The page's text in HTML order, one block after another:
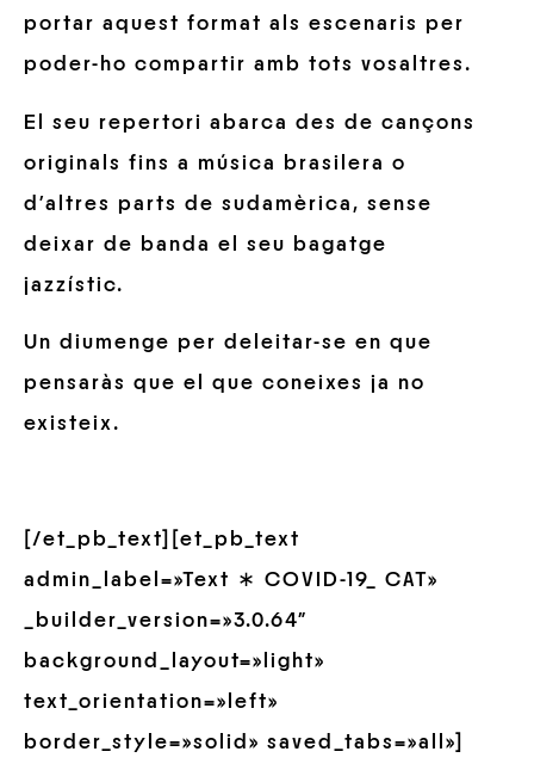
portar aquest format als escenaris per
poder-ho compartir amb tots vosaltres.
El seu repertori abarca des de cançons
originals fins a música brasilera o
d’altres parts de sudamèrica, sense
deixar de banda el seu bagatge
jazzístic.
Un diumenge per deleitar-se en que
pensaràs que el que coneixes ja no
existeix.
[/et_pb_text][et_pb_text
admin_label=»Text ∗ COVID-19_ CAT»
_builder_version=»3.0.64″
background_layout=»light»
text_orientation=»left»
border_style=»solid» saved_tabs=»all»]